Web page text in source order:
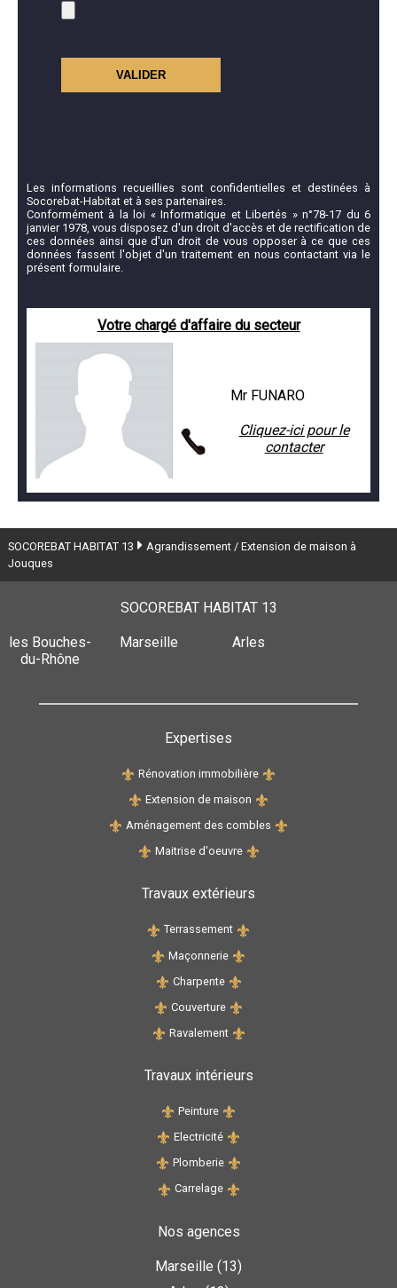
Les informations recueillies sont confidentielles et destinées à
Socorebat-Habitat et à ses partenaires.
Conformément à la loi « Informatique et Libertés » n°78-17 du 6
janvier 1978, vous disposez d'un droit d'accès et de rectification de
ces données ainsi que d'un droit de vous opposer à ce que ces
données fassent l'objet d'un traitement en nous contactant via le
présent formulaire.
Votre chargé d'affaire du secteur
Mr FUNARO
Cliquez-ici pour le
contacter
SOCOREBAT HABITAT 13
Agrandissement / Extension de maison à
Jouques
SOCOREBAT HABITAT 13
les Bouches-
du-Rhône
Marseille Arles
Expertises
Rénovation immobilière
Extension de maison
Aménagement des combles
Maitrise d'oeuvre
Travaux extérieurs
Terrassement
Maçonnerie
Charpente
Couverture
Ravalement
Travaux intérieurs
Peinture
Electricité
Plomberie
Carrelage
Nos agences
Marseille (13)